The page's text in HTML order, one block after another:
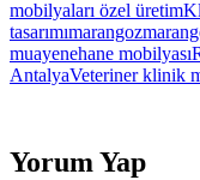
mobilyaları özel üretim
tasarımımarangoz
muayenehane mobilyası
AntalyaVeteriner klinik
Yorum Yap